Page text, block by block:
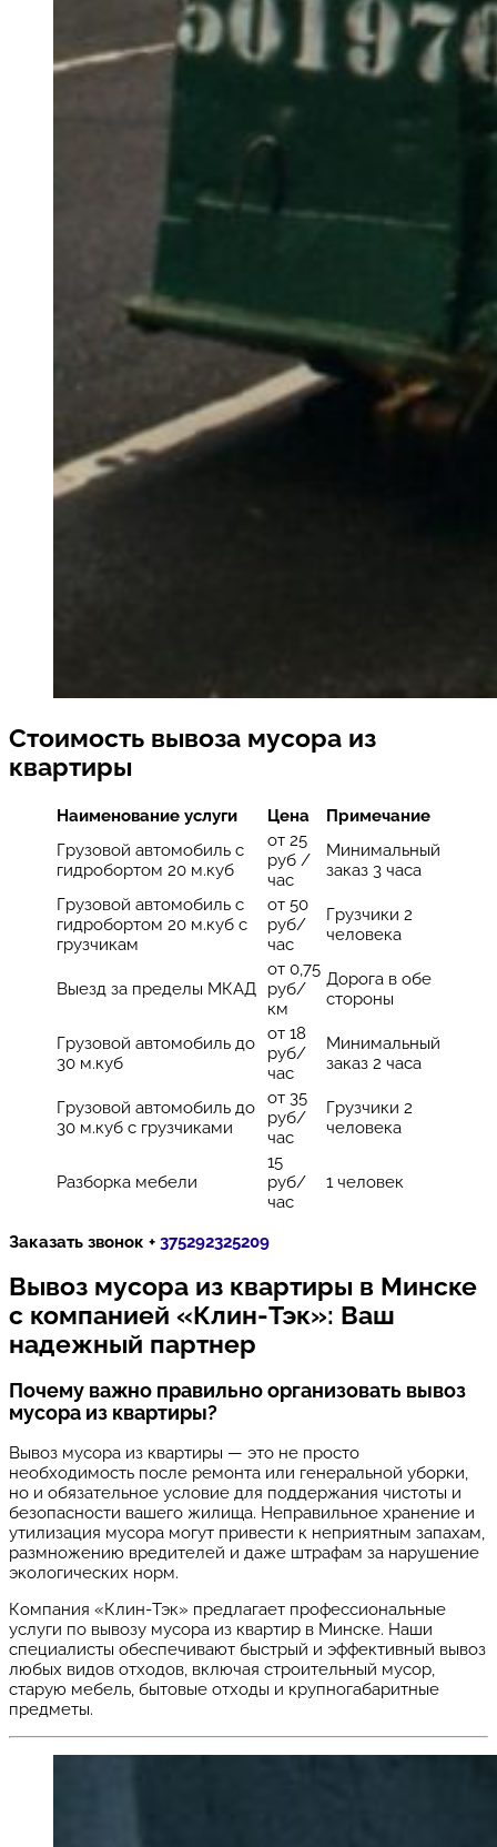
Стоимость вывоза мусора из
квартиры
Наименование услуги Цена
Примечание
Грузовой автомобиль с
гидробортом 20 м.куб
от 25
руб /
час
Минимальный
заказ 3 часа
Грузовой автомобиль с
гидробортом 20 м.куб с
грузчикам
от 50
руб/
час
Грузчики 2
человека
Выезд за пределы МКАД
от 0,75
руб/
км
Дорога в обе
стороны
Грузовой автомобиль до
30 м.куб
от 18
руб/
час
Минимальный
заказ 2 часа
Грузовой автомобиль до
30 м.куб с грузчиками
от 35
руб/
час
Грузчики 2
человека
Разборка мебели
15
руб/
час
1 человек
Заказать звонок + 375292325209
Вывоз мусора из квартиры в Минске
с компанией «Клин-Тэк»: Ваш
надежный партнер
Почему важно правильно организовать вывоз
мусора из квартиры?
Вывоз мусора из квартиры — это не просто
необходимость после ремонта или генеральной уборки,
но и обязательное условие для поддержания чистоты и
безопасности вашего жилища. Неправильное хранение и
утилизация мусора могут привести к неприятным запахам,
размножению вредителей и даже штрафам за нарушение
экологических норм.
Компания «Клин-Тэк» предлагает профессиональные
услуги по вывозу мусора из квартир в Минске. Наши
специалисты обеспечивают быстрый и эффективный вывоз
любых видов отходов, включая строительный мусор,
старую мебель, бытовые отходы и крупногабаритные
предметы.